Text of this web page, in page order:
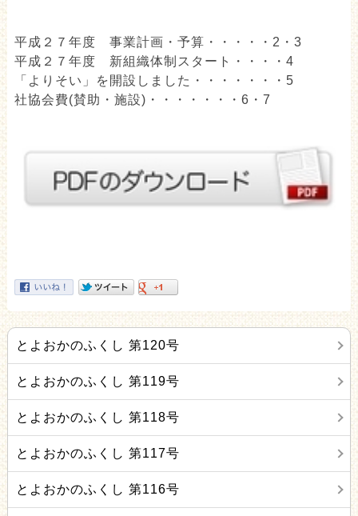
平成２７年度 事業計画・予算・・・・・2・3
平成２７年度 新組織体制スタート・・・・4
「よりそい」を開設しました・・・・・・・5
社協会費(賛助・施設)・・・・・・・6・7
とよおかのふくし 第120号
とよおかのふくし 第119号
とよおかのふくし 第118号
とよおかのふくし 第117号
とよおかのふくし 第116号